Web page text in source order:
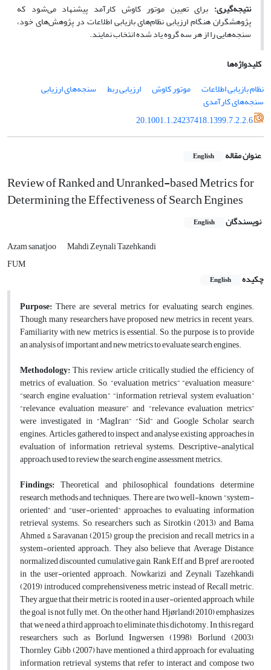
نتیجه‌گیری: برای تعیین موتور کاوش کارآمد پیشنهاد می‌شود که
پژوهشگران هنگام ارزیابی نظام‌های بازیابی اطلاعات در پژوهش‌های خود،
سنجه‌هایی را از هر سه گروه یاد شده انتخاب نمایند.
کلیدواژه‌ها
نظام بازیابی اطلاعات
موتور کاوش ارزیابی ربط سنجه‌های ارزیابی
سنجه‌های کارآمدی
20.1001.1.24237418.1399.7.2.2.6
عنوان مقاله English
Review of Ranked and Unranked-based Metrics for
Determining the Effectiveness of Search Engines
نویسندگان English
Azam sanatjoo
Mahdi Zeynali Tazehkandi
FUM
چکیده
English
Purpose: There are several metrics for evaluating search engines.
Though, many researchers have proposed new metrics in recent years.
Familiarity with new metrics is essential. So, the purpose is to provide
an analysis of important and new metrics to evaluate search engines.
Methodology:This review article critically studied the efficiency of
metrics of evaluation. So, “evaluation metrics,” “evaluation measure,”
“search engine evaluation,” “information retrieval system evaluation,”
“relevance evaluation measure” and “relevance evaluation metrics”
were investigated in “MagIran” “Sid” and Google Scholar search
engines. Articles gathered to inspect and analyse existing approaches in
evaluation of information retrieval systems. Descriptive-analytical
approach used to review the search engine assessment metrics.
Findings: Theoretical and philosophical foundations determine
research methods and techniques. There are two well-known “system-
oriented” and “user-oriented” approaches to evaluating information
retrieval systems. So, researchers such as Sirotkin (2013) and Bama,
Ahmed, & Saravanan (2015) group the precision and recall metrics in a
system-oriented approach. They also believe that Average Distance,
normalized discounted cumulative gain, Rank Eff and B pref are rooted
in the user-oriented approach. Nowkarizi and Zeynali Tazehkandi
(2019) introduced comprehensiveness metric instead of Recall metric.
They argue that their metric is rooted in a user-oriented approach, while
the goal is not fully met. On the other hand, Hjørland(2010) emphasizes
that we need a third approach to eliminate this dichotomy. In this regard,
researchers such as Borlund, Ingwersen (1998), Borlund (2003),
Thornley, Gibb (2007) have mentioned a third approach for evaluating
information retrieval systems that refer to interact and compose two